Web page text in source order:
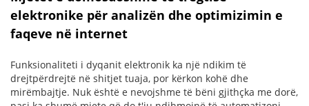
elektronike për analizën dhe optimizimin e
faqeve në internet
Funksionaliteti i dyqanit elektronik ka një ndikim të
drejtpërdrejtë në shitjet tuaja, por kërkon kohë dhe
mirëmbajtje. Nuk është e nevojshme të bëni gjithçka me dorë,